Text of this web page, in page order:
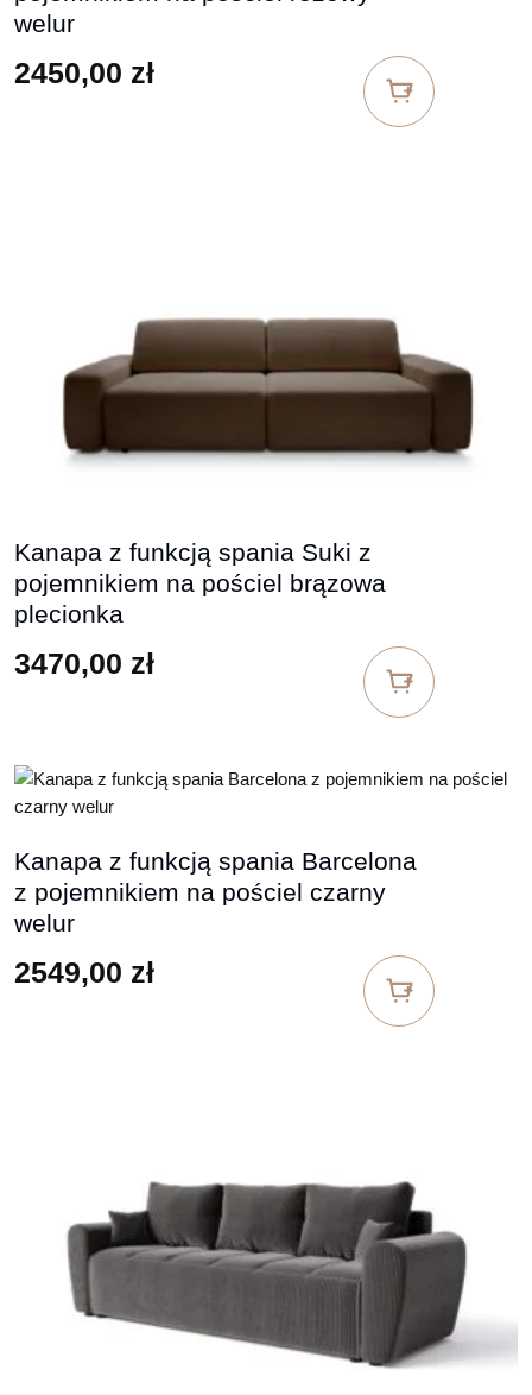
welur
2450,00 zł
Kanapa z funkcją spania Suki z
pojemnikiem na pościel brązowa
plecionka
3470,00 zł
Kanapa z funkcją spania Barcelona
z pojemnikiem na pościel czarny
welur
2549,00 zł